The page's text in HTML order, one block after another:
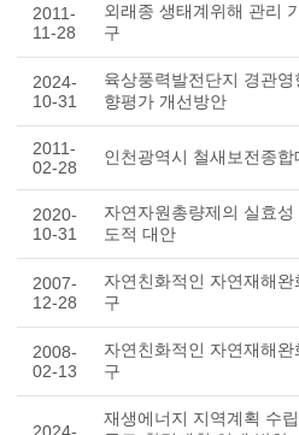
2011-
11-28
외래종 생태계위해 관리
구
2024-
10-31
육상풍력발전단지 경관
향평가 개선방안
2011-
02-28
인천광역시 철새보전종
2020-
10-31
자연자원총량제의 실효성
도적 대안
2007-
12-28
자연친화적인 자연재해
구
2008-
02-13
자연친화적인 자연재해
구
재생에너지 지역계획 수